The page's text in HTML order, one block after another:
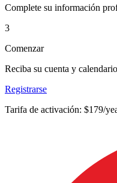
Complete su información
3
Comenzar
Reciba su cuenta y
Registrarse
Tarifa de activación: $179/